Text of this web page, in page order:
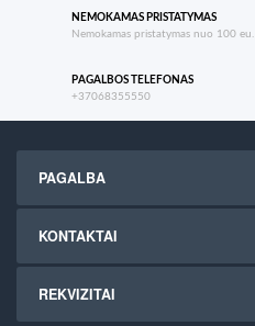
NEMOKAMAS PRISTATYMAS
Nemokamas pristatymas nuo 100 eu.
PAGALBOS TELEFONAS
+37068355550
PAGALBA
KONTAKTAI
REKVIZITAI